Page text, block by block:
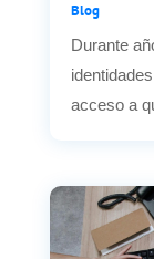
Blog
Durante
acceso a